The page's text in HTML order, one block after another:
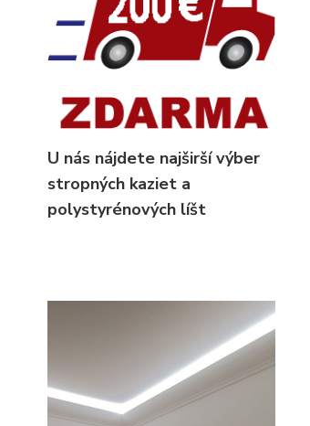
U nás nájdete najširší výber
stropných kaziet a
polystyrénových líšt